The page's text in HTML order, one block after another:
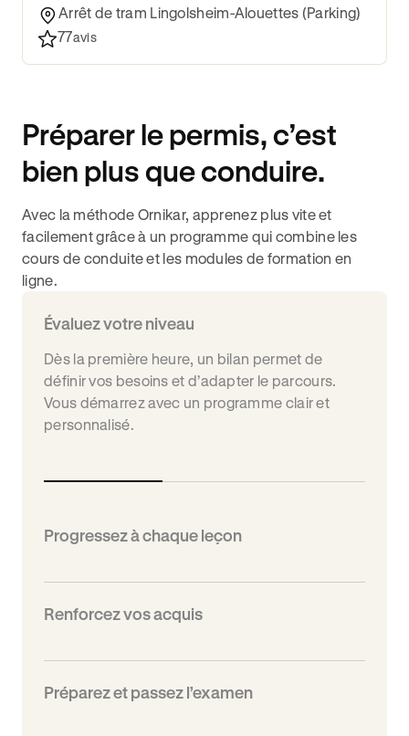
Arrêt de tram Lingolsheim-Alouettes (Parking)
77avis
Préparer le permis, c’est
bien plus que conduire.
Avec la méthode Ornikar, apprenez plus vite et
facilement grâce à un programme qui combine les
cours de conduite et les modules de formation en
ligne.
Évaluez votre niveau
Dès la première heure, un bilan permet de
définir vos besoins et d’adapter le parcours.
Vous démarrez avec un programme clair et
personnalisé.
Progressez à chaque leçon
Renforcez vos acquis
Préparez et passez l’examen